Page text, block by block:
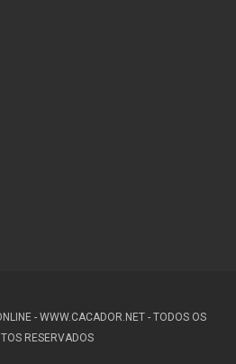
- WWW.CACADOR.NET - TODOS OS
RESERVADOS